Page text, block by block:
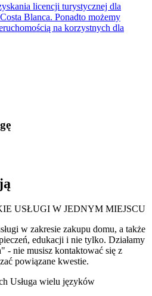
licencji turystycznej dla
Blanca. Ponadto możemy
na korzystnych dla
USŁUGI W JEDNYM MIEJSCU
w zakresie zakupu domu, a także
edukacji i nie tylko. Działamy
- nie musisz kontaktować się z
powiązane kwestie.
Usługa wielu języków